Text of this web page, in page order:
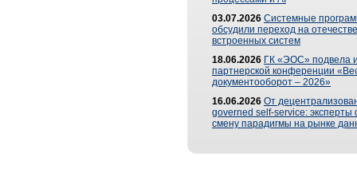
03.07.2026 Системные
обсудили переход на
встроенных систем
18.06.2026 ГК «ЭОС» подвела
партнерской конференции
документооборот – 2026»
16.06.2026 От
governed self-service: эксперты
смену парадигмы на рынке